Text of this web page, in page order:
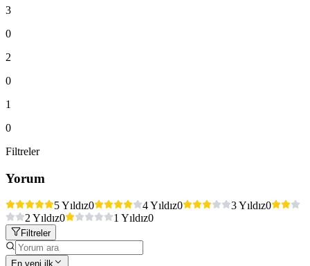
3
0
2
0
1
0
Filtreler
Yorum
5 Yıldız0 4 Yıldız0 3 Yıldız0
2 Yıldız0 1 Yıldız0
Filtreler
En yeni ilk